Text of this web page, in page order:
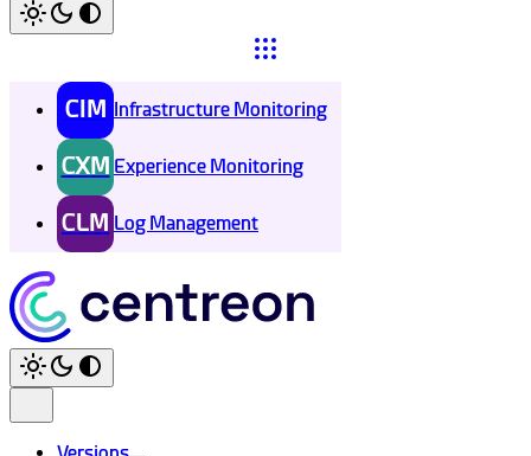
CIM Infrastructure Monitoring
CXM Experience Monitoring
CLM Log Management